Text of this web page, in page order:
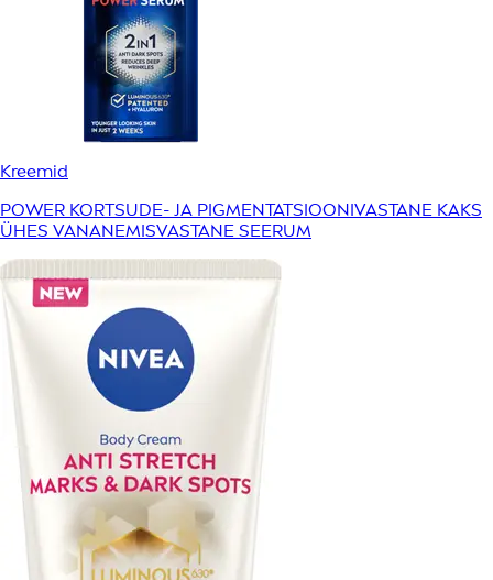
Kreemid
POWER KORTSUDE- JA PIGMENTATSIOONIVASTANE KAKS
ÜHES VANANEMISVASTANE SEERUM